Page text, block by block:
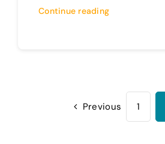
Continue reading
Previous 1